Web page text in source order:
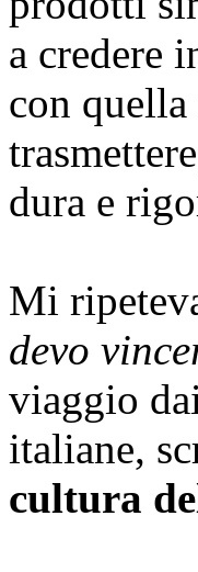
a credere
con
dura e
Mi
devo
viaggio
italiane,
cultura